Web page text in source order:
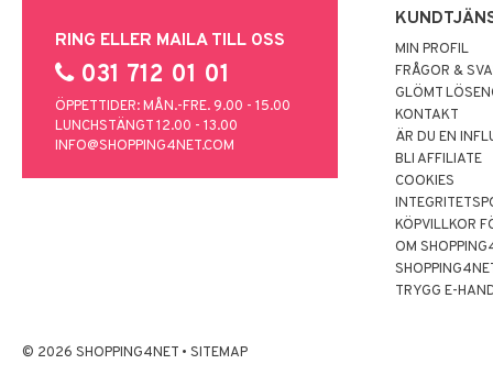
RING ELLER MAILA TILL OSS
031 712 01 01
ÖPPETTIDER: MÅN.-FRE. 9.00 - 15.00
LUNCHSTÄNGT 12.00 - 13.00
INFO@SHOPPING4NET.COM
MIN PROFIL
FRÅGOR &
GLÖMT
KONTAKT
ÄR DU EN
BLI AFFILIATE
COOKIES
KÖPVILLKOR
OM
TRYGG E-
© 2026 SHOPPING4NET • SITEMAP